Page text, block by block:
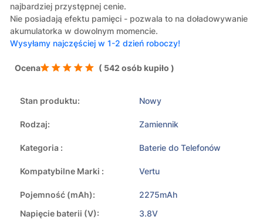
najbardziej przystępnej cenie.
Nie posiadają efektu pamięci - pozwala to na doładowywanie
akumulatorka w dowolnym momencie.
Wysyłamy najczęściej w 1-2 dzień roboczy!
Ocena ( 542 osób kupiło )
Stan produktu: Nowy
Rodzaj: Zamiennik
Kategoria : Baterie do Telefonów
Kompatybilne Marki : Vertu
Pojemność (mAh):
2275mAh
Napięcie baterii (V):
3.8V